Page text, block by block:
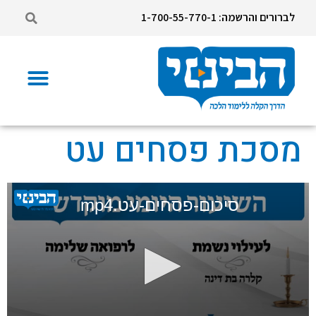
לברורים והרשמה: 1-700-55-770-1
מסכת פסחים עט
סיכום-פסחים-עט.mp4